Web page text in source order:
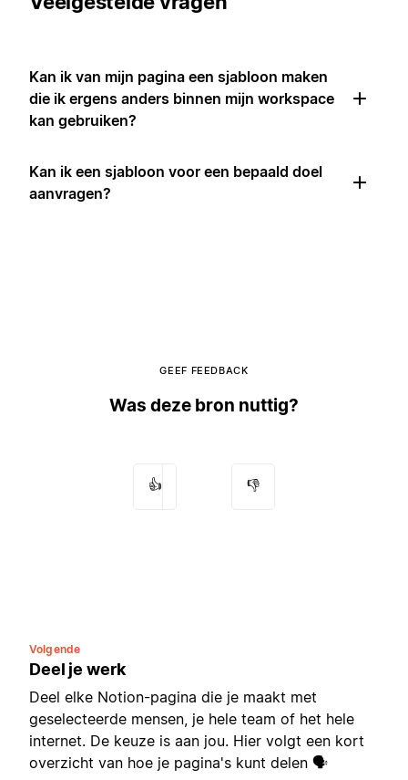
Kan ik van mijn pagina een sjabloon maken
die ik ergens anders binnen mijn workspace
kan gebruiken?
Kan ik een sjabloon voor een bepaald doel
aanvragen?
GEEF FEEDBACK
Was deze bron nuttig?
👍 👎
Volgende
Deel je werk
Deel elke Notion-pagina die je maakt met
geselecteerde mensen, je hele team of het hele
internet. De keuze is aan jou. Hier volgt een kort
overzicht van hoe je pagina's kunt delen 🗣